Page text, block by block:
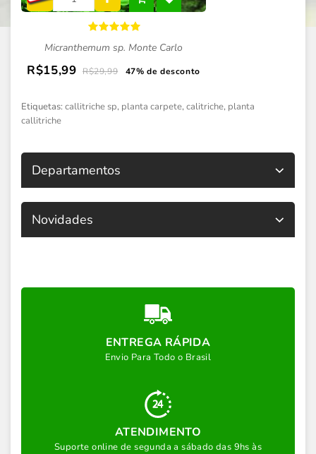
Micranthemum sp. Monte Carlo
R$15,99 R$29,99 47% de desconto
Etiquetas: callitriche sp, planta carpete, calitriche, planta
callitriche
Departamentos
Novidades
ENTREGA RÁPIDA
Envio Para Todo o Brasil
ATENDIMENTO
Suporte online de segunda a sábado das 9hs às